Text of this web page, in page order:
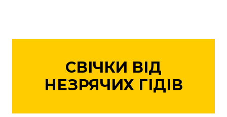
СВІЧКИ ВІД
НЕЗРЯЧИХ ГІДІВ